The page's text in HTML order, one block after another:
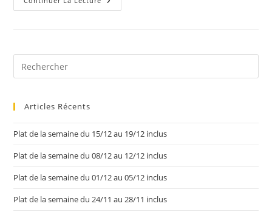
Articles Récents
Plat de la semaine du 15/12 au 19/12 inclus
Plat de la semaine du 08/12 au 12/12 inclus
Plat de la semaine du 01/12 au 05/12 inclus
Plat de la semaine du 24/11 au 28/11 inclus